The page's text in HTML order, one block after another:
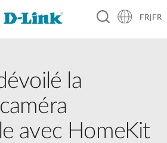
FR|FR
la
avec HomeKit